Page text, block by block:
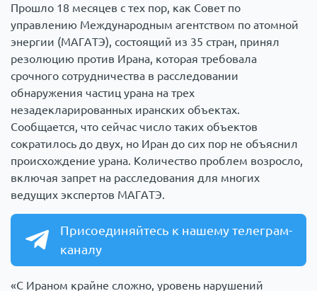
Прошло 18 месяцев с тех пор, как Совет по
управлению Международным агентством по атомной
энергии (МАГАТЭ), состоящий из 35 стран, принял
резолюцию против Ирана, которая требовала
срочного сотрудничества в расследовании
обнаружения частиц урана на трех
незадекларированных иранских объектах.
Сообщается, что сейчас число таких объектов
сократилось до двух, но Иран до сих пор не объяснил
происхождение урана. Количество проблем возросло,
включая запрет на расследования для многих
ведущих экспертов МАГАТЭ.
Присоединяйтесь к нашему телеграм-
каналу
«С Ираном крайне сложно, уровень нарушений